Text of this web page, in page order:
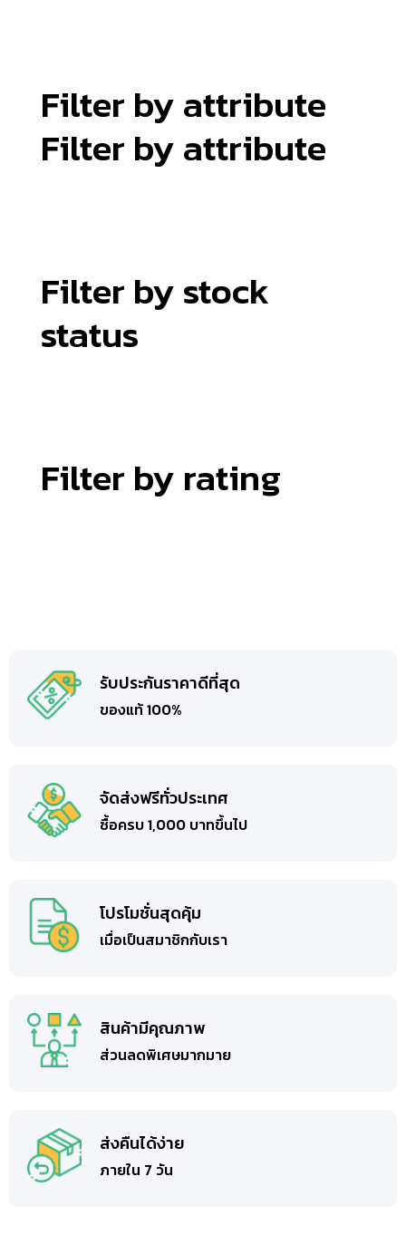
Filter by attribute
Filter by attribute
Filter by stock
status
Filter by rating
รับประกันราคาดีที่สุด
ของแท้ 100%
จัดส่งฟรีทั่วประเทศ
ซื้อครบ 1,000 บาทขึ้นไป
โปรโมชั่นสุดคุ้ม
เมื่อเป็นสมาชิกกับเรา
สินค้ามีคุณภาพ
ส่วนลดพิเศษมากมาย
ส่งคืนได้ง่าย
ภายใน 7 วัน